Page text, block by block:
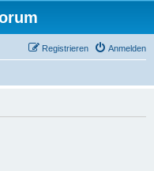
Anmelden
Registrieren